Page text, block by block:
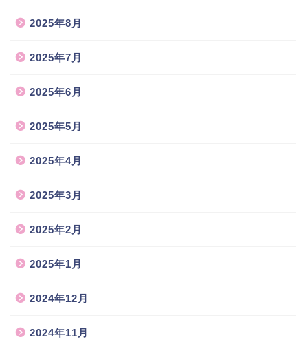
2025年8月
2025年7月
2025年6月
2025年5月
2025年4月
2025年3月
2025年2月
2025年1月
2024年12月
2024年11月